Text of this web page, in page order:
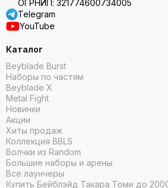
ОГРНИП: 321774600734005
Telegram
YouTube
Каталог
Beyblade Burst
Наборы по частям
Beyblade X
Metal Fight
Новинки
Акции
Хиты продаж
Коллекция BBLS
Волчки из Random
Большие наборы и арены
Все лаунчеры
Купить Бейблэйд Такара Томи до